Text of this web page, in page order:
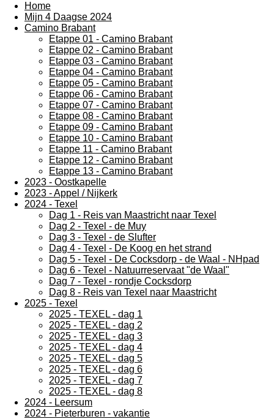
Home
Mijn 4 Daagse 2024
Camino Brabant
Etappe 01 - Camino Brabant
Etappe 02 - Camino Brabant
Etappe 03 - Camino Brabant
Etappe 04 - Camino Brabant
Etappe 05 - Camino Brabant
Etappe 06 - Camino Brabant
Etappe 07 - Camino Brabant
Etappe 08 - Camino Brabant
Etappe 09 - Camino Brabant
Etappe 10 - Camino Brabant
Etappe 11 - Camino Brabant
Etappe 12 - Camino Brabant
Etappe 13 - Camino Brabant
2023 - Oostkapelle
2023 - Appel / Nijkerk
2024 - Texel
Dag 1 - Reis van Maastricht naar Texel
Dag 2 - Texel - de Muy
Dag 3 - Texel - de Slufter
Dag 4 - Texel - De Koog en het strand
Dag 5 - Texel - De Cocksdorp - de Waal - NHpad
Dag 6 - Texel - Natuurreservaat "de Waal"
Dag 7 - Texel - rondje Cocksdorp
Dag 8 - Reis van Texel naar Maastricht
2025 - Texel
2025 - TEXEL - dag 1
2025 - TEXEL - dag 2
2025 - TEXEL - dag 3
2025 - TEXEL - dag 4
2025 - TEXEL - dag 5
2025 - TEXEL - dag 6
2025 - TEXEL - dag 7
2025 - TEXEL - dag 8
2024 - Leersum
2024 - Pieterburen - vakantie